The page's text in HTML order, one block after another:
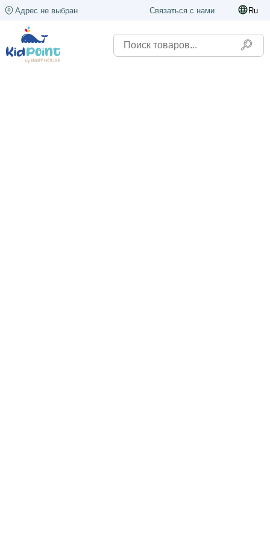
Адрес не выбран Связаться с нами Ru